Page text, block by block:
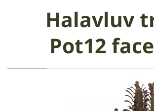
Halavluv
Pot12